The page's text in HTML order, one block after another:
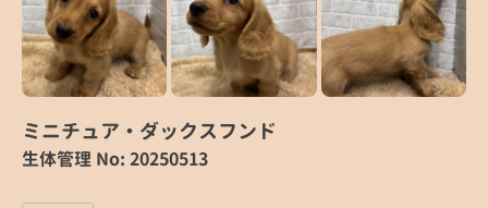
ミニチュア・ダックスフンド
生体管理 No: 20250513